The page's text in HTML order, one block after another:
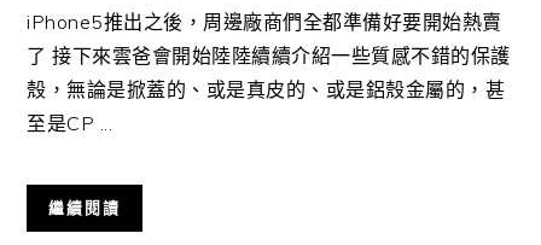
iPhone5推出之後，周邊廠商們全都準備好要開始熱賣
了 接下來雲爸會開始陸陸續續介紹一些質感不錯的保護
殼，無論是掀蓋的、或是真皮的、或是鋁殼金屬的，甚
至是CP ...
繼續閱讀